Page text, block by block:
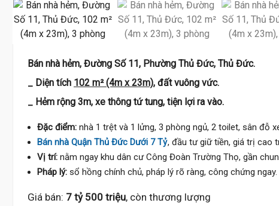
Bán nhà hẻm, Đường Số 11, Phường Thủ Đức, Thủ Đức.
_ Diện tích 102 m² (4m x 23m), đất vuông vức.
_ Hẻm rộng 3m, xe thông tứ tung, tiện lợi ra vào.
Đặc điểm: nhà 1 trệt và 1 lửng, 3 phòng ngủ, 2 toilet, sân đỗ
Bán nhà Quận Thủ Đức Dưới 7 Tỷ, đầu tư giữ tiền, giá trị cao
Vị trí: nằm ngay khu dân cư Công Đoàn Trường Thọ, gần
Pháp lý: sổ hồng chính chủ, pháp lý rõ ràng, công chứng ngay.
Giá bán: 7 tỷ 500 triệu, còn thương lượng